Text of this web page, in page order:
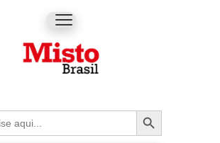
Botão de pesquisa